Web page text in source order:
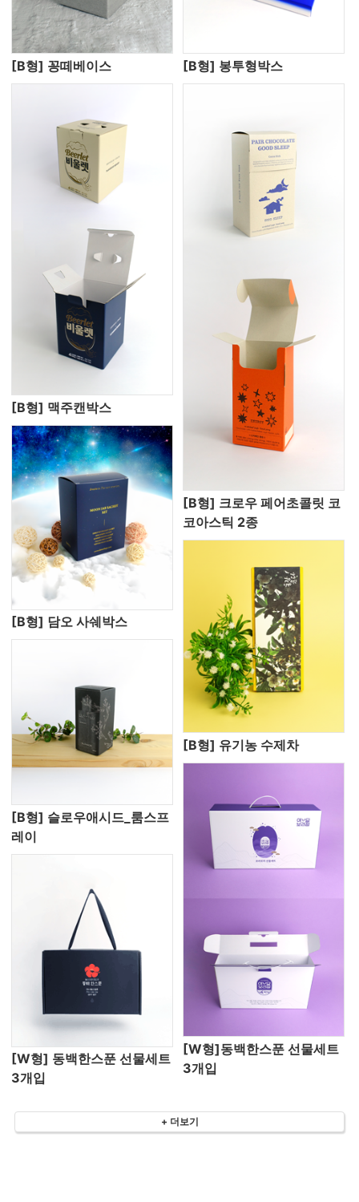
[B형] 꽁떼베이스
[B형] 맥주캔박스
[B형] 봉투형박스
[B형] 담오 사쉐박스
[B형] 크로우 페어초콜릿 코
코아스틱 2종
[B형] 슬로우애시드_룸스프
레이
[B형] 유기농 수제차
[W형] 동백한스푼 선물세트
3개입
[W형]동백한스푼 선물세트
3개입
+ 더보기